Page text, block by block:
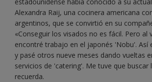
Alexandra Raij, una cocinera americana
argentinos, que se convirtió en su
«Conseguir los visados no es fácil. Pero al
encontré trabajo en el japonés 'Nobu'. Así
y pasé otros nueve meses dando vueltas
servicios de 'catering'. Me tuve que buscar
recuerda.